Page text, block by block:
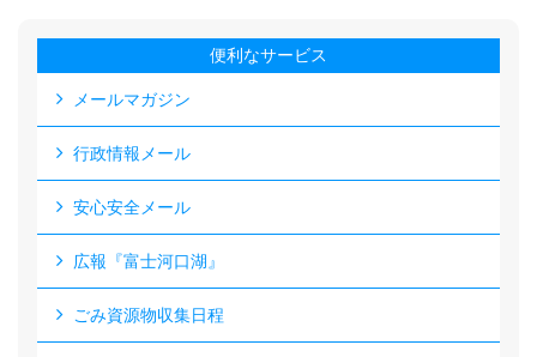
便利なサービス
メールマガジン
行政情報メール
安心安全メール
広報『富士河口湖』
ごみ資源物収集日程